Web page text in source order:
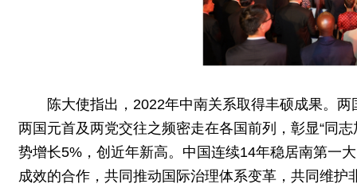
陈大使指出，2022年中南关系取得丰硕成果。
两国元首及两党交往之频密走在各国前列，彰显“同
势增长5%，创近年新高。中国连续14年稳居南第一
成效的合作，共同推动国际治理体系变革，共同维